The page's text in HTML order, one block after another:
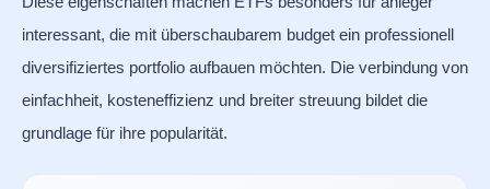
interessant, die mit überschaubarem budget ein professionell
diversifiziertes portfolio aufbauen möchten. Die verbindung von
einfachheit, kosteneffizienz und breiter streuung bildet die
grundlage für ihre popularität.